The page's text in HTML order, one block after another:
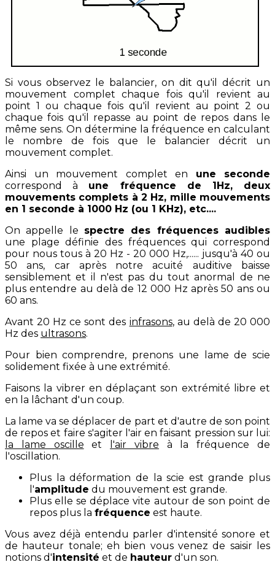
Si vous observez le balancier, on dit qu'il décrit un
mouvement complet chaque fois qu'il revient au
point 1 ou chaque fois qu'il revient au point 2 ou
chaque fois qu'il repasse au point de repos dans le
même sens. On détermine la fréquence en calculant
le nombre de fois que le balancier décrit un
mouvement complet.
Ainsi un mouvement complet en une seconde
correspond à une fréquence de 1Hz, deux
mouvements complets à 2 Hz, mille mouvements
en 1 seconde à 1000 Hz (ou 1 KHz), etc....
On appelle le spectre des fréquences audibles
une plage définie des fréquences qui correspond
pour nous tous à 20 Hz - 20 000 Hz,...... jusqu'à 40 ou
50 ans, car après notre acuité auditive baisse
sensiblement et il n'est pas du tout anormal de ne
plus entendre au delà de 12 000 Hz après 50 ans ou
60 ans.
Avant 20 Hz ce sont des infrasons, au delà de 20 000
Hz des ultrasons.
Pour bien comprendre, prenons une lame de scie
solidement fixée à une extrémité.
Faisons la vibrer en déplaçant son extrémité libre et
en la lâchant d'un coup.
La lame va se déplacer de part et d'autre de son point
de repos et faire s'agiter l'air en faisant pression sur lui:
la lame oscille et l'air vibre à la fréquence de
l'oscillation.
Plus la déformation de la scie est grande plus
l'amplitude du mouvement est grande.
Plus elle se déplace vite autour de son point de
repos plus la fréquence est haute.
Vous avez déjà entendu parler d'intensité sonore et
de hauteur tonale; eh bien vous venez de saisir les
notions d'intensité et de hauteur d'un son.